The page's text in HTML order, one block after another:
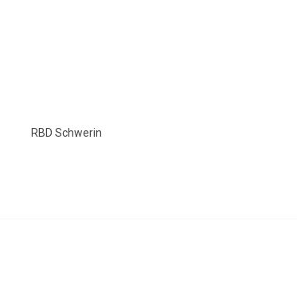
RBD Schwerin